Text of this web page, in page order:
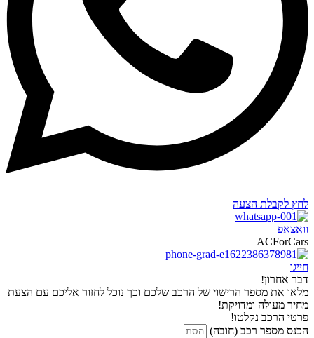
לחץ לקבלת הצעה
וואצאפ
ACForCars
חייגו
דבר אחרון!
מלאו את מספר הרישוי של הרכב שלכם וכך נוכל לחזור אליכם עם הצעת
מחיר מעולה ומדויקת!
פרטי הרכב נקלטו!
הכנס מספר רכב (חובה)